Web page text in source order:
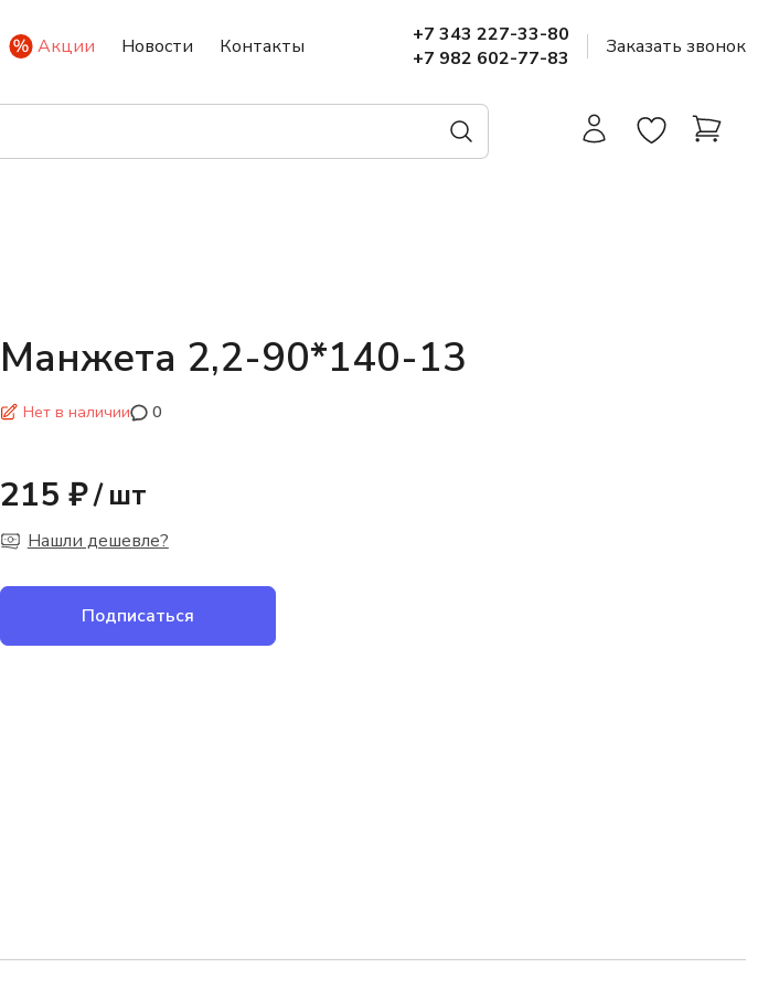
Акции Новости Контакты
+7 343 227-33-80
+7 982 602-77-83
Заказать звонок
Манжета 2,2-90*140-13
Нет в наличии 0
215 ₽/ шт
Нашли дешевле?
Подписаться